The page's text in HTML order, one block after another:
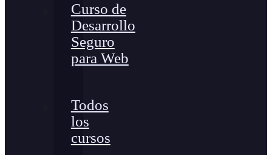
Curso de
Desarrollo
Seguro
para Web
Todos
los
cursos